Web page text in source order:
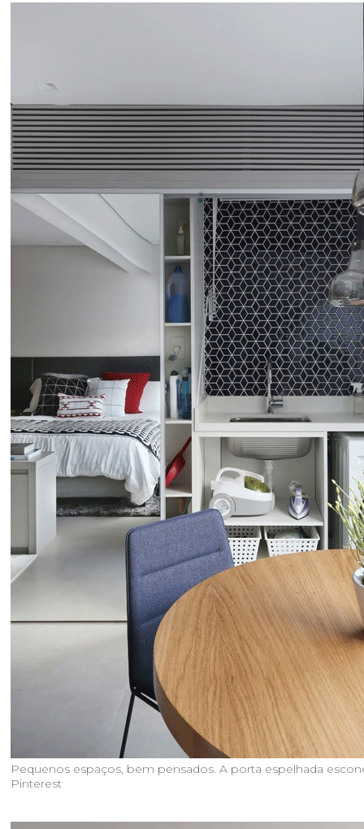
Pequenos espaços, bem pensados. A porta espelhada
Pinterest